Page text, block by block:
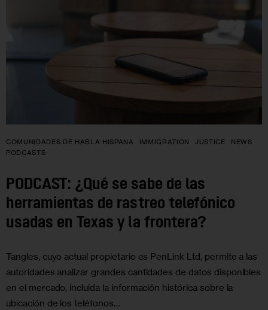
COMUNIDADES DE HABLA HISPANA IMMIGRATION JUSTICE
NEWS
PODCASTS
PODCAST: ¿Qué se sabe de las
herramientas de rastreo telefónico
usadas en Texas y la frontera?
Tangles, cuyo actual propietario es PenLink Ltd, permite a las
autoridades analizar grandes cantidades de datos disponibles
en el mercado, incluida la información histórica sobre la
ubicación de los teléfonos…